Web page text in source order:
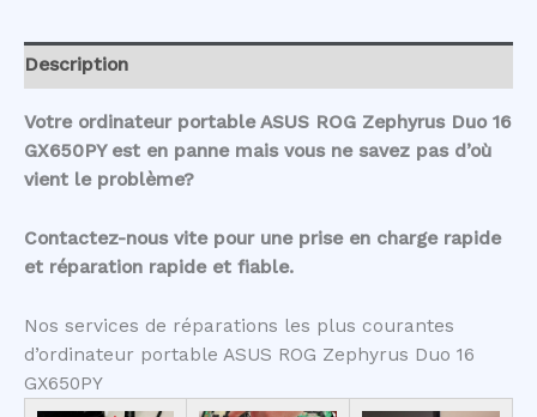
Description
Votre ordinateur portable ASUS ROG Zephyrus Duo 16
GX650PY est en panne mais vous ne savez pas d’où
vient le problème?
Contactez-nous vite pour une prise en charge rapide
et réparation rapide et fiable.
Nos services de réparations les plus courantes
d’ordinateur portable ASUS ROG Zephyrus Duo 16
GX650PY